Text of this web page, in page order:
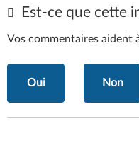
Est-ce que cette
Vos commentaires aident
Oui Non